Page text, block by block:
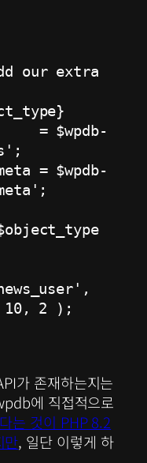
10, 2 );
가 존재하는지는
에 직접적으로
는 것이 PHP 8.2
만, 일단 이렇게 하